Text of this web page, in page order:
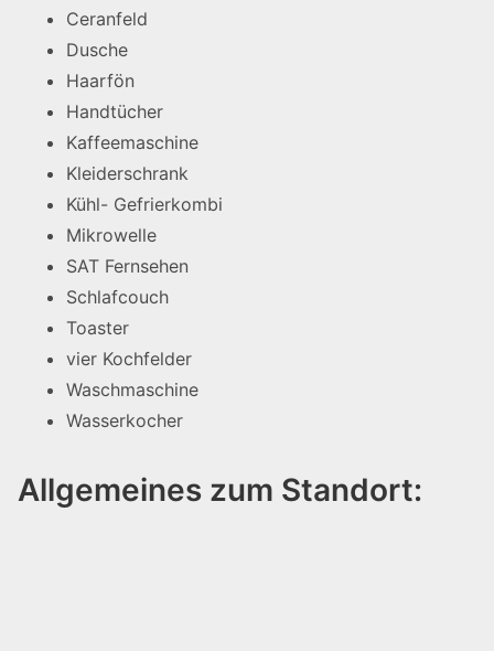
Ceranfeld
Dusche
Haarfön
Handtücher
Kaffeemaschine
Kleiderschrank
Kühl- Gefrierkombi
Mikrowelle
SAT Fernsehen
Schlafcouch
Toaster
vier Kochfelder
Waschmaschine
Wasserkocher
Allgemeines zum Standort: